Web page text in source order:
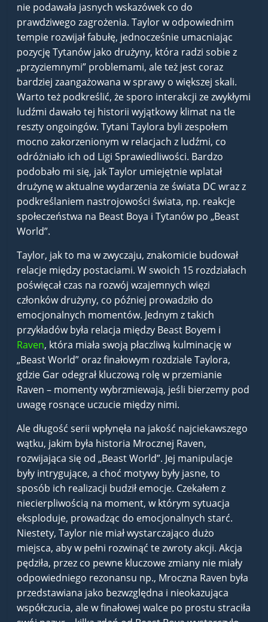
nie podawała jasnych wskazówek co do
prawdziwego zagrożenia. Taylor w odpowiednim
tempie rozwijał fabułę, jednocześnie umacniając
pozycję Tytanów jako drużyny, która radzi sobie z
„przyziemnymi” problemami, ale też jest coraz
bardziej zaangażowana w sprawy o większej skali.
Warto też podkreślić, że sporo interakcji ze zwykłymi
ludźmi dawało tej historii wyjątkowy klimat na tle
reszty ongoingów. Tytani Taylora byli zespołem
mocno zakorzenionym w relacjach z ludźmi, co
odróżniało ich od Ligi Sprawiedliwości. Bardzo
podobało mi się, jak Taylor umiejętnie wplatał
drużynę w aktualne wydarzenia ze świata DC wraz z
podkreślaniem nastrojowości świata, np. reakcje
społeczeństwa na Beast Boya i Tytanów po „Beast
World”.
Taylor, jak to ma w zwyczaju, znakomicie budował
relacje między postaciami. W swoich 15 rozdziałach
poświęcał czas na rozwój wzajemnych więzi
członków drużyny, co później prowadziło do
emocjonalnych momentów. Jednym z takich
przykładów była relacja między Beast Boyem i
Raven, która miała swoją płaczliwą kulminację w
„Beast World” oraz finałowym rozdziale Taylora,
gdzie Gar odegrał kluczową rolę w przemianie
Raven – momenty wybrzmiewają, jeśli bierzemy pod
uwagę rosnące uczucie między nimi.
Ale długość serii wpłynęła na jakość najciekawszego
wątku, jakim była historia Mrocznej Raven,
rozwijająca się od „Beast World”. Jej manipulacje
były intrygujące, a choć motywy były jasne, to
sposób ich realizacji budził emocje. Czekałem z
niecierpliwością na moment, w którym sytuacja
eksploduje, prowadząc do emocjonalnych starć.
Niestety, Taylor nie miał wystarczająco dużo
miejsca, aby w pełni rozwinąć te zwroty akcji. Akcja
pędziła, przez co pewne kluczowe zmiany nie miały
odpowiedniego rezonansu np., Mroczna Raven była
przedstawiana jako bezwzględna i nieokazująca
współczucia, ale w finałowej walce po prostu straciła